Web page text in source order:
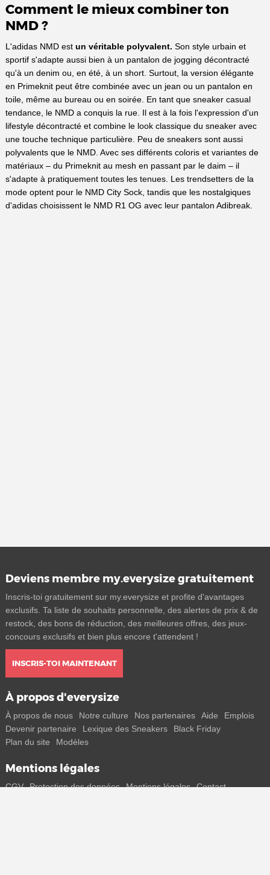
Comment le mieux combiner ton
NMD ?
L'adidas NMD est un véritable polyvalent. Son style urbain et
sportif s'adapte aussi bien à un pantalon de jogging décontracté
qu'à un denim ou, en été, à un short. Surtout, la version élégante
en Primeknit peut être combinée avec un jean ou un pantalon en
toile, même au bureau ou en soirée. En tant que sneaker casual
tendance, le NMD a conquis la rue. Il est à la fois l'expression d'un
lifestyle décontracté et combine le look classique du sneaker avec
une touche technique particulière. Peu de sneakers sont aussi
polyvalents que le NMD. Avec ses différents coloris et variantes de
matériaux – du Primeknit au mesh en passant par le daim – il
s'adapte à pratiquement toutes les tenues. Les trendsetters de la
mode optent pour le NMD City Sock, tandis que les nostalgiques
d'adidas choisissent le NMD R1 OG avec leur pantalon Adibreak.
Deviens membre my.everysize gratuitement
Inscris-toi gratuitement sur my.everysize et profite d'avantages
exclusifs. Ta liste de souhaits personnelle, des alertes de prix & de
restock, des bons de réduction, des meilleures offres, des jeux-
concours exclusifs et bien plus encore t'attendent !
INSCRIS-TOI MAINTENANT
À propos d'everysize
À propos de nous Notre culture Nos partenaires Aide
Emplois
Devenir partenaire
Lexique des Sneakers
Black Friday
Plan du site
Modèles
Mentions légales
CGV Protection des données Mentions légales Contact